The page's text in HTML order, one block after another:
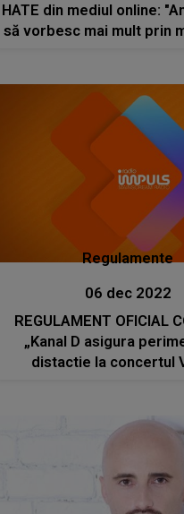
HATE din mediul online:
să vorbesc mai mult prin
uneori, e o..."
Regulamente
06 dec 2022
REGULAMENT OFICIAL
„Kanal D asigura
distactie la concertul